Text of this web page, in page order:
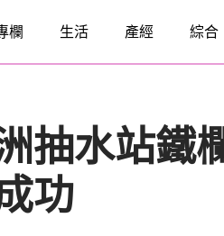
欄 生活 產經 綜合
抽水站
功